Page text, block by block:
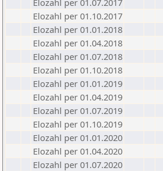
Elozahl per 01.07.2017
Elozahl per 01.10.2017
Elozahl per 01.01.2018
Elozahl per 01.04.2018
Elozahl per 01.07.2018
Elozahl per 01.10.2018
Elozahl per 01.01.2019
Elozahl per 01.04.2019
Elozahl per 01.07.2019
Elozahl per 01.10.2019
Elozahl per 01.01.2020
Elozahl per 01.04.2020
Elozahl per 01.07.2020